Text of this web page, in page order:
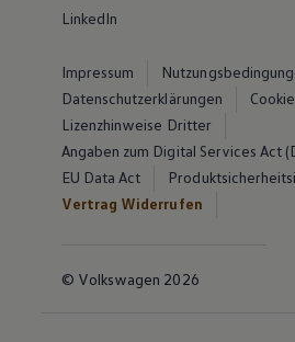
LinkedIn
Impressum
Datenschutzerklärungen
Lizenzhinweise Dritter
Angaben zum Digital Services Act
EU Data Act
Vertrag Widerrufen
© Volkswagen 2026